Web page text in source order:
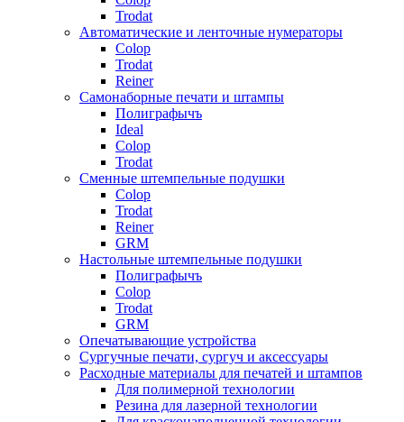
Trodat
Автоматические и ленточные нумераторы
Colop
Trodat
Reiner
Самонаборные печати и штампы
Полиграфычъ
Ideal
Colop
Trodat
Сменные штемпельные подушки
Colop
Trodat
Reiner
GRM
Настольные штемпельные подушки
Полиграфычъ
Colop
Trodat
GRM
Опечатывающие устройства
Сургучные печати, сургуч и аксессуары
Расходные материалы для печатей и штампов
Для полимерной технологии
Резина для лазерной технологии